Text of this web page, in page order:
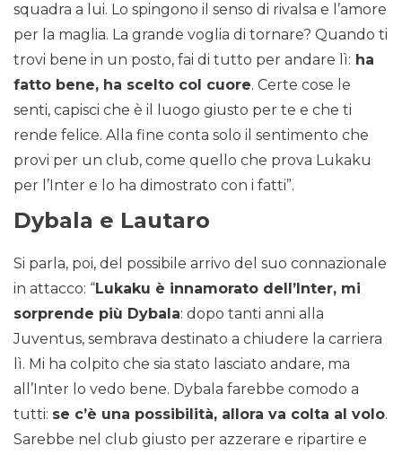
squadra a lui. Lo spingono il senso di rivalsa e l’amore
per la maglia. La grande voglia di tornare? Quando ti
trovi bene in un posto, fai di tutto per andare lì: ha
fatto bene, ha scelto col cuore. Certe cose le
senti, capisci che è il luogo giusto per te e che ti
rende felice. Alla fine conta solo il sentimento che
provi per un club, come quello che prova Lukaku
per l’Inter e lo ha dimostrato con i fatti”.
Dybala e Lautaro
Si parla, poi, del possibile arrivo del suo connazionale
in attacco: “Lukaku è innamorato dell’Inter, mi
sorprende più Dybala: dopo tanti anni alla
Juventus, sembrava destinato a chiudere la carriera
lì. Mi ha colpito che sia stato lasciato andare, ma
all’Inter lo vedo bene. Dybala farebbe comodo a
tutti: se c’è una possibilità, allora va colta al volo.
Sarebbe nel club giusto per azzerare e ripartire e